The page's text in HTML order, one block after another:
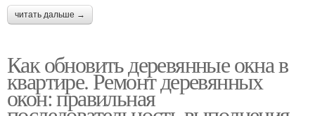
читать дальше →
Как обновить деревянные окна в
квартире. Ремонт деревянных
окон: правильная